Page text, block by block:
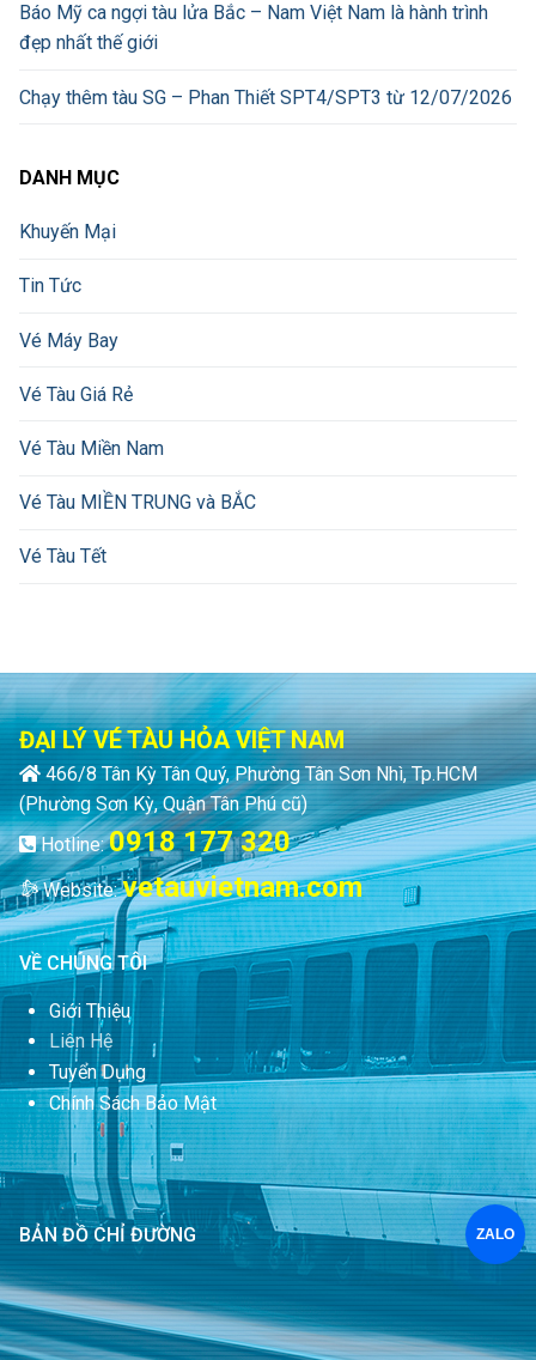
Báo Mỹ ca ngợi tàu lửa Bắc – Nam Việt Nam là hành trình
đẹp nhất thế giới
Chạy thêm tàu SG – Phan Thiết SPT4/SPT3 từ 12/07/2026
DANH MỤC
Khuyến Mại
Tin Tức
Vé Máy Bay
Vé Tàu Giá Rẻ
Vé Tàu Miền Nam
Vé Tàu MIỀN TRUNG và BẮC
Vé Tàu Tết
ĐẠI LÝ VÉ TÀU HỎA VIỆT NAM
466/8 Tân Kỳ Tân Quý, Phường Tân Sơn Nhì, Tp.HCM
(Phường Sơn Kỳ, Quận Tân Phú cũ)
Hotline:0918 177 320
Website:vetauvietnam.com
VỀ CHÚNG TÔI
Giới Thiệu
Liên Hệ
Tuyển Dụng
Chính Sách Bảo Mật
BẢN ĐỒ CHỈ ĐƯỜNG ZALO